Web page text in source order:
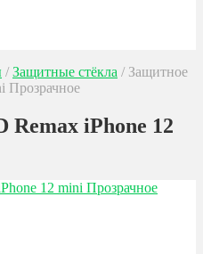
/ Защитные стёкла / Защитное
Прозрачное
Remax iPhone 12